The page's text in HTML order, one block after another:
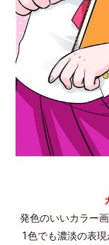
発色のいいカラー
1色でも濃淡の表